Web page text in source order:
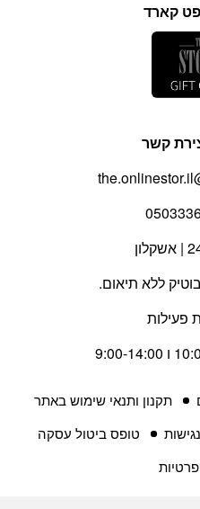
תקנון ותנאי שימוש באתר
טופס ביטול עסקה
קשר
ללא תיאום.
פעילות
קארד